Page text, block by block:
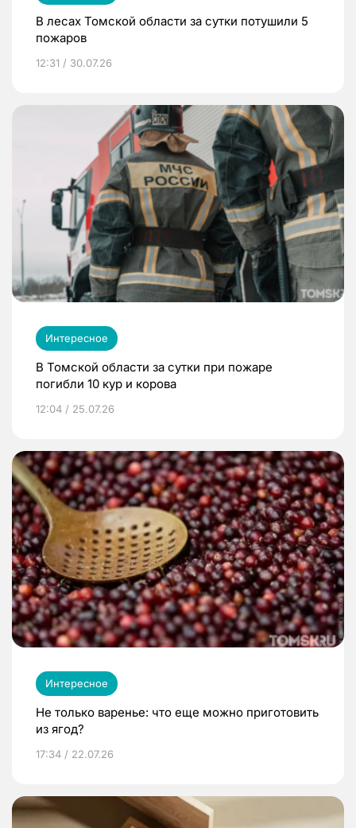
В лесах Томской области за сутки потушили 5
пожаров
12:31 / 30.07.26
Интересное
В Томской области за сутки при пожаре
погибли 10 кур и корова
12:04 / 25.07.26
Интересное
Не только варенье: что еще можно приготовить
из ягод?
17:34 / 22.07.26